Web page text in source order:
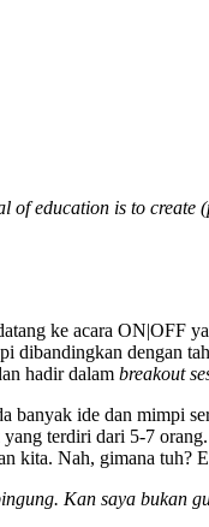
of education is to create
ke acara ON|OFF
dibandingkan dengan
hadir dalam breakout
banyak ide dan mimpi
terdiri dari 5-7
kita. Nah, gimana
Kan saya bukan